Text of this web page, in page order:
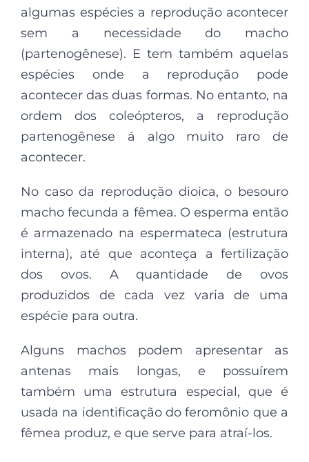
algumas espécies a reprodução acontecer
sem a necessidade do macho
(partenogênese). E tem também aquelas
espécies onde a reprodução pode
acontecer das duas formas. No entanto, na
ordem dos coleópteros, a reprodução
partenogênese á algo muito raro de
acontecer.
No caso da reprodução dioica, o besouro
macho fecunda a fêmea. O esperma então
é armazenado na espermateca (estrutura
interna), até que aconteça a fertilização
dos ovos. A quantidade de ovos
produzidos de cada vez varia de uma
espécie para outra.
Alguns machos podem apresentar as
antenas mais longas, e possuírem
também uma estrutura especial, que é
usada na identificação do feromônio que a
fêmea produz, e que serve para atraí-los.